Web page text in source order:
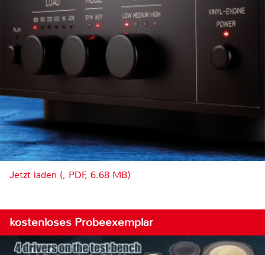
Jetzt laden (, PDF, 6.68 MB)
kostenloses Probeexemplar